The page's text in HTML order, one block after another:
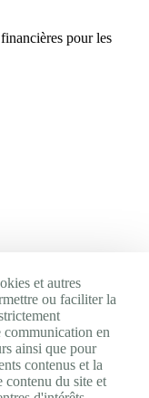
pour les
et autres
ou faciliter la
communication en
ainsi que pour
contenus et la
contenu du site et